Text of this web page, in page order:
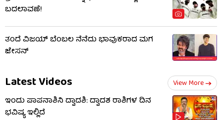
ಬದಲಾವಣೆ!
ತಂದೆ ವಿಜಯ್ ಬೆಂಬಲ ನೆನೆದು ಭಾವುಕರಾದ ಮಗ
ಜೇಸನ್
Latest Videos View More
ಇಂದು ಪಾಪನಾಶಿನಿ ದ್ವಾದಶಿ: ದ್ವಾದಶ ರಾಶಿಗಳ ದಿನ
ಭವಿಷ್ಯ ಇಲ್ಲಿದೆ